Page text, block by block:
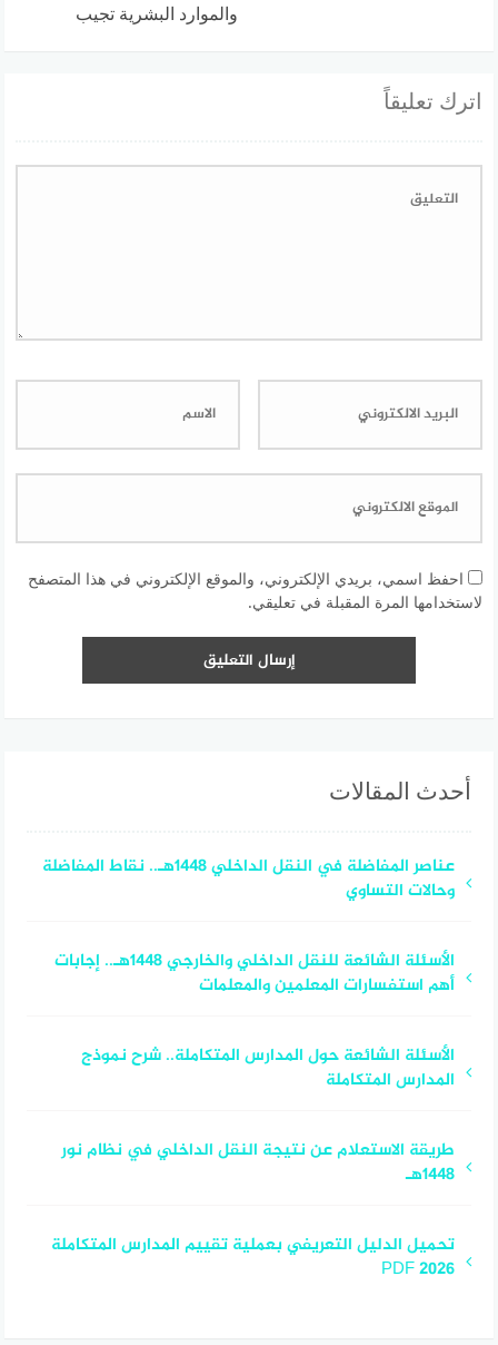
والموارد البشرية تجيب
اترك تعليقاً
احفظ اسمي، بريدي الإلكتروني، والموقع الإلكتروني في هذا المتصفح
لاستخدامها المرة المقبلة في تعليقي.
أحدث المقالات
عناصر المفاضلة في النقل الداخلي 1448هـ.. نقاط المفاضلة
وحالات التساوي
الأسئلة الشائعة للنقل الداخلي والخارجي 1448هـ.. إجابات
أهم استفسارات المعلمين والمعلمات
الأسئلة الشائعة حول المدارس المتكاملة.. شرح نموذج
المدارس المتكاملة
طريقة الاستعلام عن نتيجة النقل الداخلي في نظام نور
1448هـ
تحميل الدليل التعريفي بعملية تقييم المدارس المتكاملة
2026 PDF